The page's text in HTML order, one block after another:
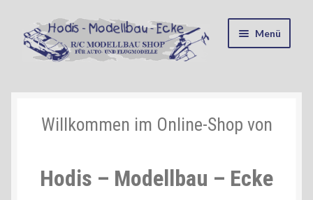
Zur
Navigation
springen
Zum
Inhalt
springen
Menü
KasseWillkommen im Online-Shop von
Hodis – Modellbau – Ecke